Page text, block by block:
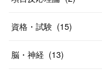
資格・試験 (15)
脳・神経 (13)